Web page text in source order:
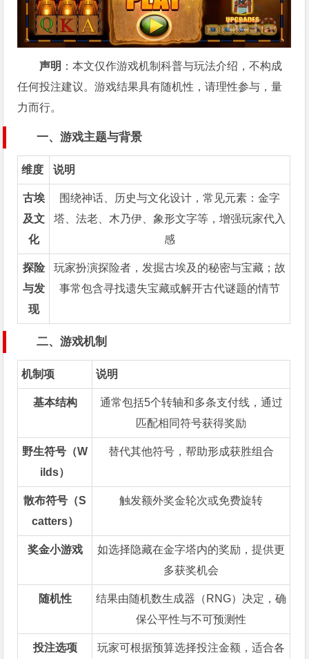
声明 ：本文仅作游戏机制科普与玩法介绍，不构成
任何投注建议。游戏结果具有随机性，请理性参与，量
力而行。
一、游戏主题与背景
维度 说明
古埃
及文
化
围绕神话、历史与文化设计，常见元素：金字
塔、法老、木乃伊、象形文字等，增强玩家代入
感
探险
与发
现
玩家扮演探险者，发掘古埃及的秘密与宝藏；故
事常包含寻找遗失宝藏或解开古代谜题的情节
二、游戏机制
机制项 说明
基本结构
通常包括5个转轴和多条支付线，通过
匹配相同符号获得奖励
野生符号（W
ilds）
替代其他符号，帮助形成获胜组合
散布符号（S
catters）
触发额外奖金轮次或免费旋转
奖金小游戏
如选择隐藏在金字塔内的奖励，提供更
多获奖机会
随机性
结果由随机数生成器（RNG）决定，确
保公平性与不可预测性
投注选项
玩家可根据预算选择投注金额，适合各